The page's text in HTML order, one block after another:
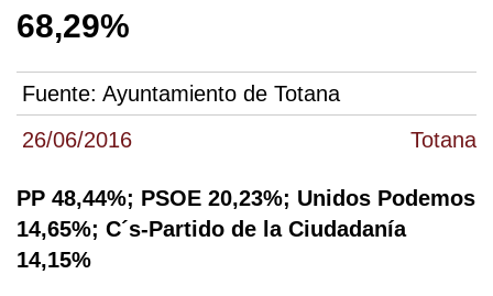
26/06/2016 Totana
68,29%
Fuente: Ayuntamiento de Totana
PP 48,44%; PSOE 20,23%; Unidos Podemos
14,65%; C´s-Partido de la Ciudadanía
14,15%